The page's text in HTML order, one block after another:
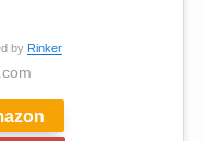
by Rinker